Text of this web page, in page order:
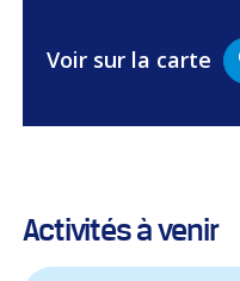
Voir sur la carte
Activités à venir